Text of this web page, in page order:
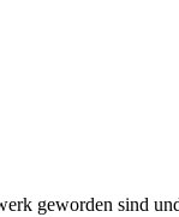
geworden sind